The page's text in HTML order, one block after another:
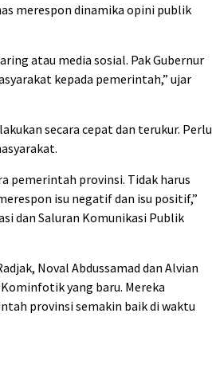
merespon dinamika opini publik
atau media sosial. Pak Gubernur
kepada pemerintah,” ujar
secara cepat dan terukur. Perlu
pemerintah provinsi. Tidak harus
isu negatif dan isu positif,”
dan Saluran Komunikasi Publik
Noval Abdussamad dan Alvian
yang baru. Mereka
provinsi semakin baik di waktu